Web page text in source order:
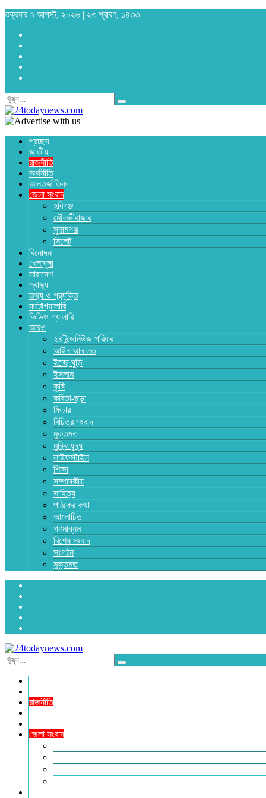
শুক্রবার ৭ আগস্ট, ২০২৬ | ২৩ শ্রাবণ, ১৪৩৩
প্রচ্ছদ
জাতীয়
রাজনীতি
অর্থনীতি
আন্তর্জাতিক
জেলা সংবাদ
হবিগঞ্জ
মৌলভীবাজার
সুনামগঞ্জ
সিলেট
বিনোদন
খেলাধুলা
সারাদেশ
স্বাস্থ্য
তথ্য ও প্রযুক্তি
ফটোগ্যালারি
ভিডিও গ্যালারি
আরও
২৪টুডেনিউজ পরিবার
আইন আদালত
ইচ্ছে ঘুড়ি
ইসলাম
কৃষি
কবিতা-ছড়া
ফিচার
বিচিত্র সংবাদ
মুক্তমত
মুক্তিযুদ্ধ
লাইফস্টাইল
শিক্ষা
সম্পাদকীয়
সাহিত্য
পাঠকের কথা
আলোচিত
গণমাধ্যম
বিশেষ সংবাদ
সংগঠন
মুক্তমত
রাজনীতি
জেলা সংবাদ